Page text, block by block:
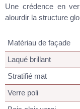
Une crédence en
alourdir la structure
Matériau de façade
Laqué brillant
Stratifié mat
Verre poli